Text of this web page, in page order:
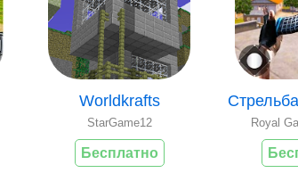
Worldkrafts
StarGame12
Бесплатно
Royal